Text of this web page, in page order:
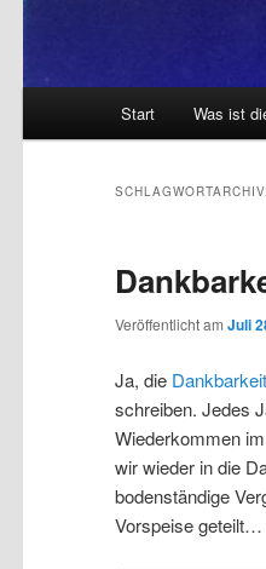
Start Was ist
SCHLAGWORTARCHIV:
Veröffentlicht am Juli
Ja, die Dankbarkeit
schreiben. Jedes
Wiederkommen
wir wieder in die
bodenständige
Vorspeise geteilt…